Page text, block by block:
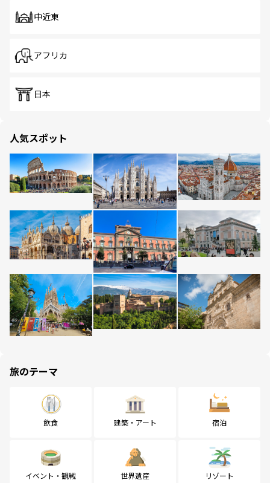
中近東
アフリカ
日本
人気スポット
旅のテーマ
飲食 建築・アート 宿泊
イベント・観戦 世界遺産 リゾート